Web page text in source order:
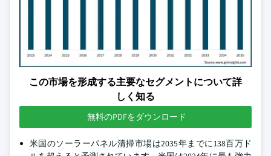
この市場を形成する主要なセグメントについて詳
しく知る
無料のPDFをダウンロード
米国のソーラーパネル清掃市場は2035年までに138百万ド